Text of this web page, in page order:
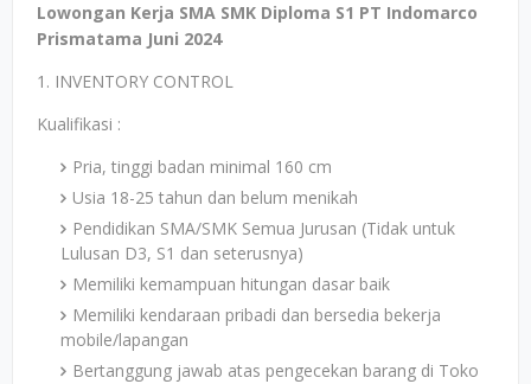
Lowongan Kerja SMA SMK Diploma S1 PT Indomarco
Prismatama Juni 2024
1. INVENTORY CONTROL
Kualifikasi :
Pria, tinggi badan minimal 160 cm
Usia 18-25 tahun dan belum menikah
Pendidikan SMA/SMK Semua Jurusan (Tidak untuk
Lulusan D3, S1 dan seterusnya)
Memiliki kemampuan hitungan dasar baik
Memiliki kendaraan pribadi dan bersedia bekerja
mobile/lapangan
Bertanggung jawab atas pengecekan barang di Toko